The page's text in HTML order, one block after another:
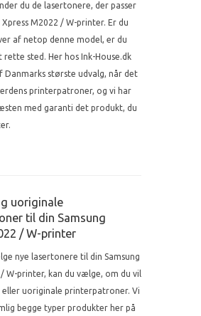
du de lasertonere, der passer
Xpress M2022 / W-printer. Er du
af netop denne model, er du
sted. Her hos Ink-House.dk
Danmarks største udvalg, når det
printerpatroner, og vi har
med garanti det produkt, du
uoriginale
til din Samsung
/ W-printer
nye lasertonere til din Samsung
/ W-printer, kan du vælge, om du vil
eller uoriginale printerpatroner. Vi
begge typer produkter her på